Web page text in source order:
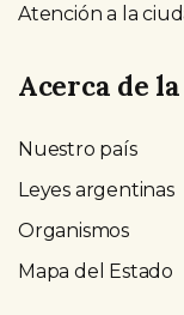
Atención a la
Acerca de
Nuestro país
Leyes argentinas
Organismos
Mapa del Estado